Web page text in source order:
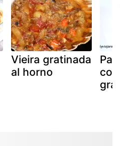
Vieira gratinada
al horno